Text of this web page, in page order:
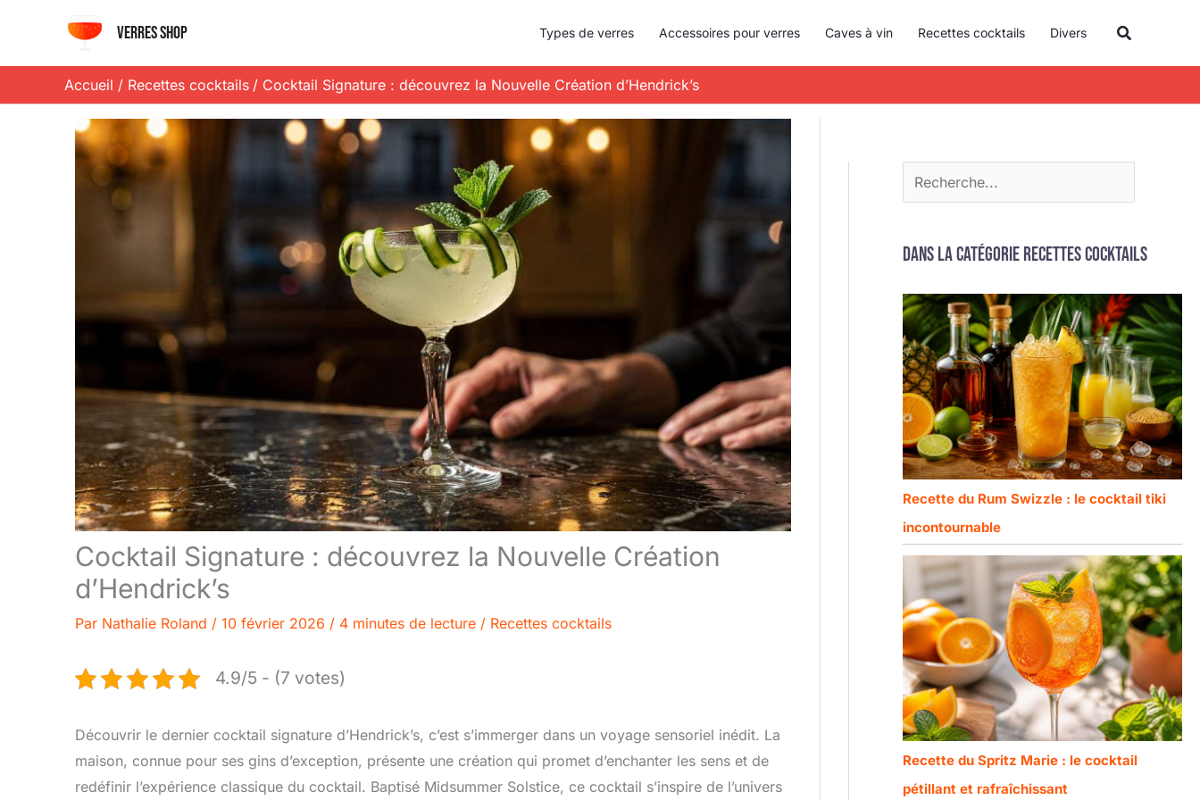
contenu
Verres shop Types de verres Accessoires pour verres Caves à vin Recettes cocktails Divers
Accueil Recettes cocktails Cocktail Signature : découvrez la Nouvelle Création d’Hendrick’s
Cocktail Signature : découvrez la Nouvelle Création
d’Hendrick’s
Par Nathalie Roland / 10 février 2026 / 4 minutes de lecture / Recettes cocktails
4.9/5 - (7 votes)
Découvrir le dernier cocktail signature d’Hendrick’s, c’est s’immerger dans un voyage sensoriel inédit. La
maison, connue pour ses gins d’exception, présente une création qui promet d’enchanter les sens et de
redéfinir l’expérience classique du cocktail. Baptisé Midsummer Solstice, ce cocktail s’inspire de l’univers
c
h
e
Dans la catégorie Recettes cocktails
Recette du Rum Swizzle : le cocktail tiki
incontournable
Recette du Spritz Marie : le cocktail
pétillant et rafraîchissant